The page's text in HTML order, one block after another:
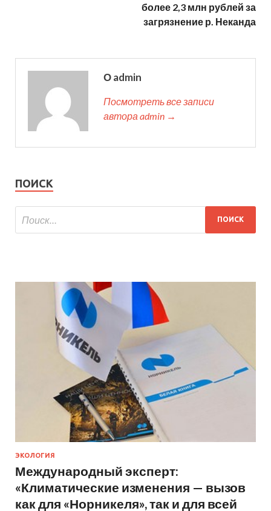
более 2,3 млн рублей за
загрязнение р. Неканда
О admin
Посмотреть все записи
автора admin →
ПОИСК
ЭКОЛОГИЯ
Международный эксперт:
«Климатические изменения — вызов
как для «Норникеля», так и для всей